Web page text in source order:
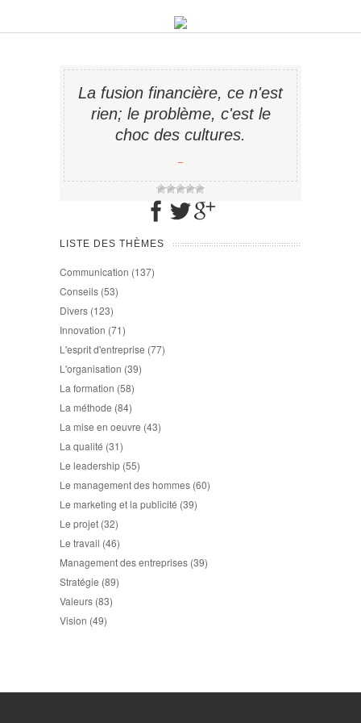
La fusion financière, ce n'est
rien; le problème, c'est le
choc des cultures.
−
LISTE DES THÈMES
Communication (137)
Conseils (53)
Divers (123)
Innovation (71)
L'esprit d'entreprise (77)
L'organisation (39)
La formation (58)
La méthode (84)
La mise en oeuvre (43)
La qualité (31)
Le leadership (55)
Le management des hommes (60)
Le marketing et la publicité (39)
Le projet (32)
Le travail (46)
Management des entreprises (39)
Stratégie (89)
Valeurs (83)
Vision (49)